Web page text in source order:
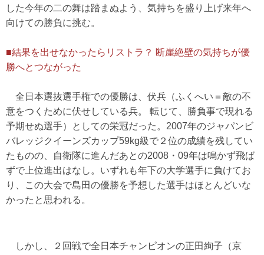
した今年の二の舞は踏まぬよう、気持ちを盛り上げ来年へ
向けての勝負に挑む。
■結果を出せなかったらリストラ？ 断崖絶壁の気持ちが優
勝へとつながった
全日本選抜選手権での優勝は、伏兵（ふくへい＝敵の不
意をつくために伏せしている兵。 転じて、勝負事で現れる
予期せぬ選手）としての栄冠だった。2007年のジャパンビ
バレッジクイーンズカップ59kg級で２位の成績を残してい
たものの、自衛隊に進んだあとの2008・09年は鳴かず飛ば
ずで上位進出はなし。いずれも年下の大学選手に負けてお
り、この大会で島田の優勝を予想した選手はほとんどいな
かったと思われる。
しかし、２回戦で全日本チャンピオンの正田絢子（京